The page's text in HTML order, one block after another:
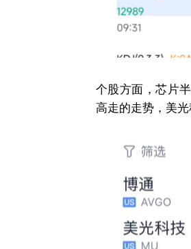
个股方面，芯片
高走的走势，美光